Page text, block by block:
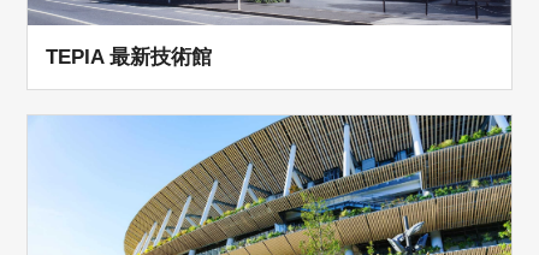
TEPIA 最新技術館